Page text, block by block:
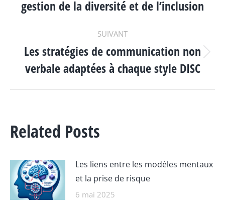
précédent
gestion de la diversité et de l’inclusion
SUIVANT
Article
suivant
:
Les stratégies de communication non
verbale adaptées à chaque style DISC
Related Posts
Les liens entre les modèles mentaux
et la prise de risque
6 mai 2025